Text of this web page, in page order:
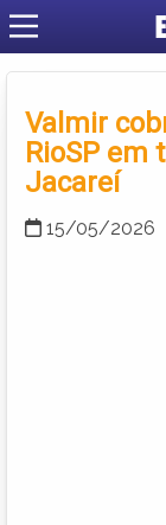
Valmir
RioSP em
Jacareí
15/05/2026